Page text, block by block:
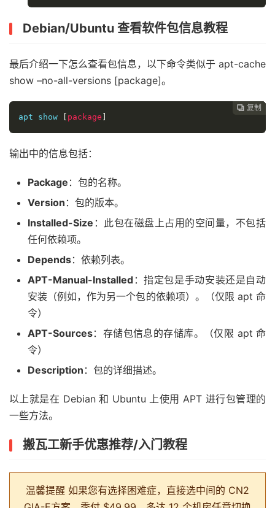
Debian/Ubuntu 查看软件包信息教程
最后介绍一下怎么查看包信息，以下命令类似于 apt-cache
show –no-all-versions [package]。
 复制
 复制
 复制
apt show
[ package ]
输出中的信息包括：
Package ：包的名称。
Version ：包的版本。
Installed-Size ：此包在磁盘上占用的空间量，不包括
任何依赖项。
Depends：依赖列表。
APT-Manual-Installed ：指定包是手动安装还是自动
安装（例如，作为另一个包的依赖项）。（仅限 apt 命
令）
APT-Sources：存储包信息的存储库。（仅限 apt 命
令）
Description ：包的详细描述。
以上就是在 Debian 和 Ubuntu 上使用 APT 进行包管理的
一些方法。
搬瓦工新手优惠推荐/入门教程
温馨提醒 如果您有选择困难症，直接选中间的 CN2